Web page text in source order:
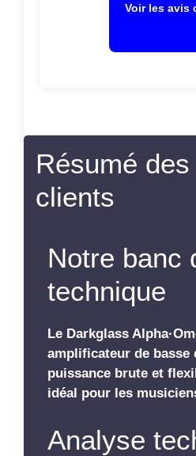
Voir les avis
Résumé
clients
Notre banc
technique
Le Darkglass
amplificateur de basse
puissance brute et
idéal pour les
Analyse